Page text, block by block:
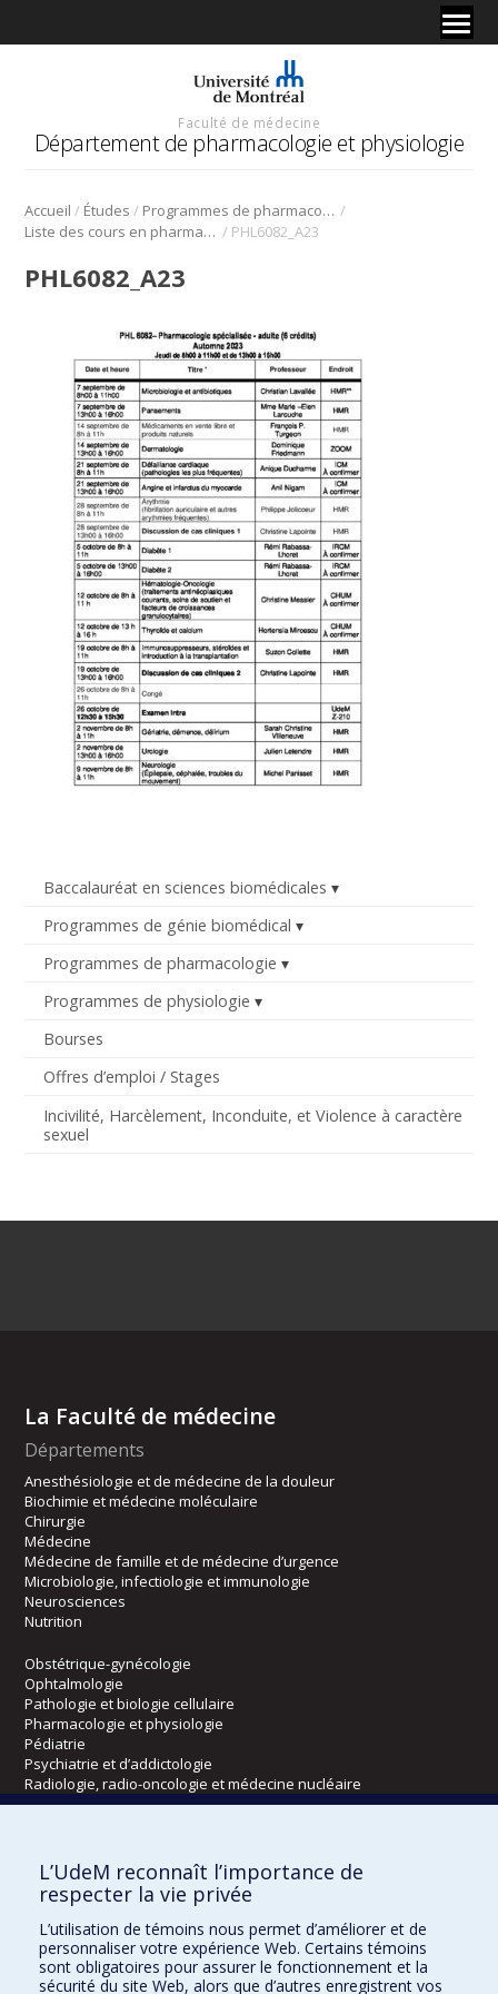
Faculté de médecine
Département de pharmacologie et physiologie
Accueil / Études / Programmes de pharmacologie /
Liste des cours en pharmacologie / PHL6082_A23
Baccalauréat en sciences biomédicales
Programmes de génie biomédical
Programmes de pharmacologie
Programmes de physiologie
Bourses
Offres d’emploi / Stages
Incivilité, Harcèlement, Inconduite, et Violence à caractère
sexuel
PHL6082_A23
La Faculté de médecine
Départements
Anesthésiologie et de médecine de la douleur
Biochimie et médecine moléculaire
Chirurgie
Médecine
Médecine de famille et de médecine d’urgence
Microbiologie, infectiologie et immunologie
Neurosciences
Nutrition
Obstétrique-gynécologie
Ophtalmologie
Pathologie et biologie cellulaire
Pharmacologie et physiologie
Pédiatrie
Psychiatrie et d’addictologie
Radiologie, radio-oncologie et médecine nucléaire
Écoles
Kinésiologie et des sciences de l’activité physique
Orthophonie et audiologie
Réadaptation
Directions
L’UdeM reconnaît l’importance de
respecter la vie privée
L’utilisation de témoins nous permet d’améliorer et de
personnaliser votre expérience Web. Certains témoins
sont obligatoires pour assurer le fonctionnement et la
sécurité du site Web, alors que d’autres enregistrent vos